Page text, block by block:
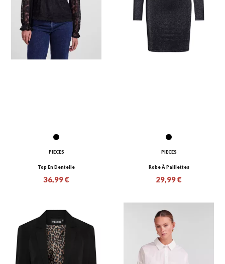
PIECES
Top En Dentelle
36,99 €
PIECES
Robe À Paillettes
29,99 €